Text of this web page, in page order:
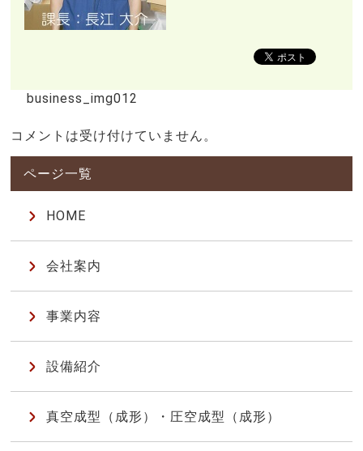
business_img012
コメントは受け付けていません。
HOME
会社案内
事業内容
設備紹介
真空成型（成形）・圧空成型（成形）